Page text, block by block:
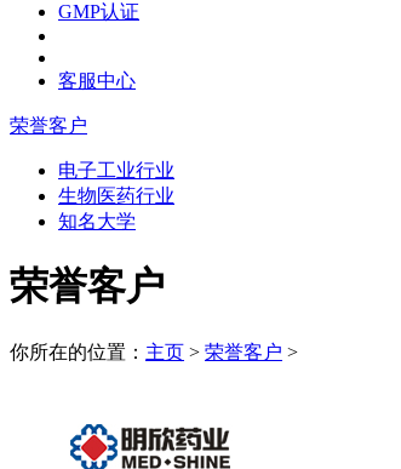
GMP认证
客服中心
荣誉客户
电子工业行业
生物医药行业
知名大学
荣誉客户
你所在的位置： 主页 > 荣誉客户 >